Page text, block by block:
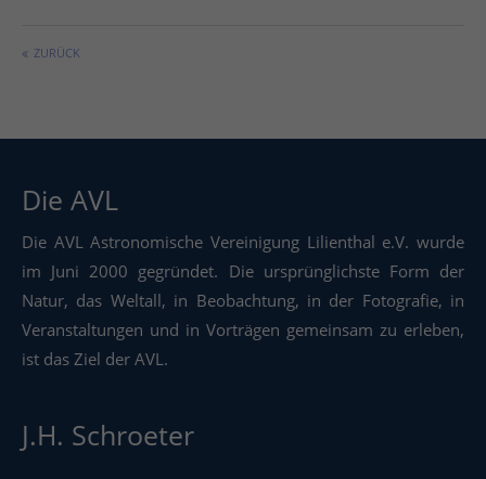
ZURÜCK
Die AVL
Die AVL Astronomische Vereinigung Lilienthal e.V. wurde
im Juni 2000 gegründet. Die ursprünglichste Form der
Natur, das Weltall, in Beobachtung, in der Fotografie, in
Veranstaltungen und in Vorträgen gemeinsam zu erleben,
ist das Ziel der AVL.
J.H. Schroeter